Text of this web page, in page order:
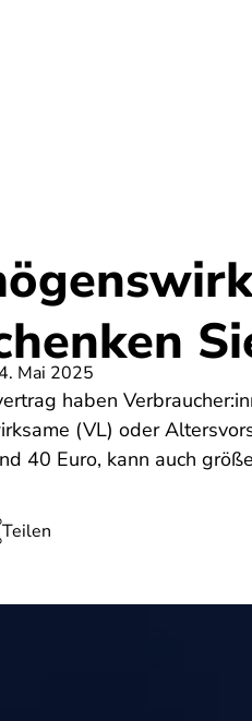
Mai 2025
haben
(VL) oder
40 Euro, kann auch
Teilen